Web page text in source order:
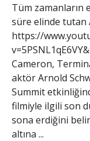
Tüm zamanların
süre elinde tutan
https://
Cameron,
aktör Arnold
Summit
filmiyle ilgili son
sona erdiğini
altına ...